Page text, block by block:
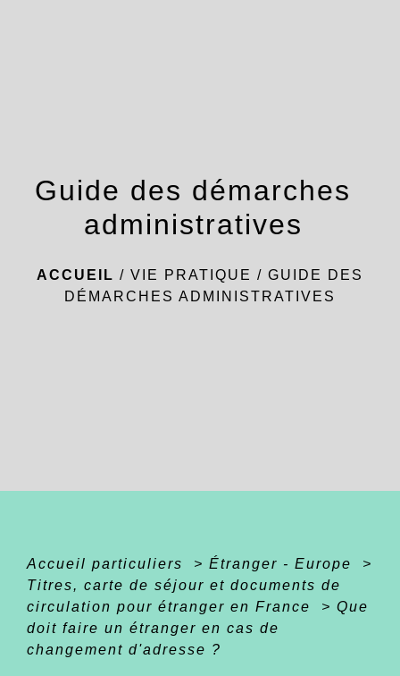
Guide des démarches
administratives
ACCUEIL / VIE PRATIQUE / GUIDE DES
DÉMARCHES ADMINISTRATIVES
Accueil particuliers > Étranger - Europe
>
Titres, carte de séjour et documents de
circulation pour étranger en France
> Que
doit faire un étranger en cas de
changement d'adresse ?